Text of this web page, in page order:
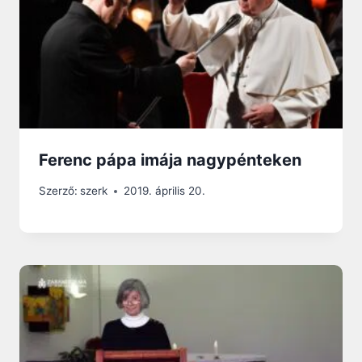
Ferenc pápa imája nagypénteken
Szerző: szerk 2019. április 20.